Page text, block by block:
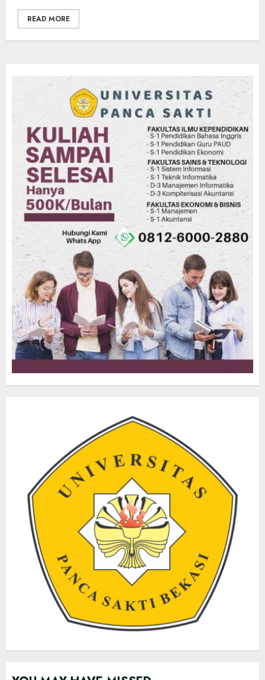
READ MORE